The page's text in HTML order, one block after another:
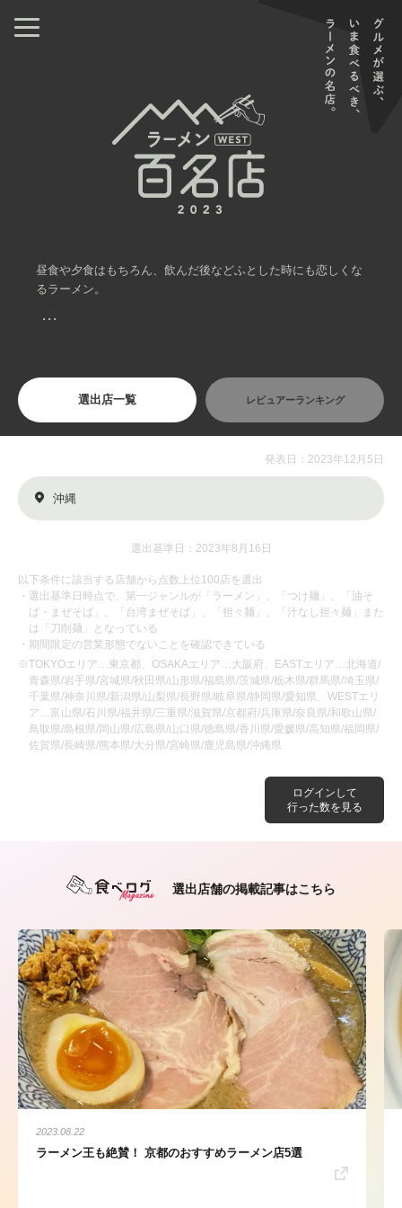
昼食や夕食はもちろん、飲んだ後などふとした時にも恋しくな
るラーメン。
・・・
選出店一覧 レビュアーランキング
ログインして
行った数を見る
発表日：2023年12月5日
沖縄
選出基準日：2023年8月16日
以下条件に該当する店舗から点数上位100店を選出
・選出基準日時点で、第一ジャンルが「ラーメン」、「つけ麺」、「油そ
ば・まぜそば」、「台湾まぜそば」、「担々麺」、「汁なし担々麺」また
は「刀削麺」となっている
・期間限定の営業形態でないことを確認できている
※TOKYOエリア…東京都、OSAKAエリア…大阪府、EASTエリア…北海道/
青森県/岩手県/宮城県/秋田県/山形県/福島県/茨城県/栃木県/群馬県/埼玉県/
千葉県/神奈川県/新潟県/山梨県/長野県/岐阜県/静岡県/愛知県、WESTエリ
ア…富山県/石川県/福井県/三重県/滋賀県/京都府/兵庫県/奈良県/和歌山県/
鳥取県/島根県/岡山県/広島県/山口県/徳島県/香川県/愛媛県/高知県/福岡県/
佐賀県/長崎県/熊本県/大分県/宮崎県/鹿児島県/沖縄県
選出店舗の掲載記事はこちら
2023.08.22
ラーメン王も絶賛！ 京都のおすすめラーメン店5選